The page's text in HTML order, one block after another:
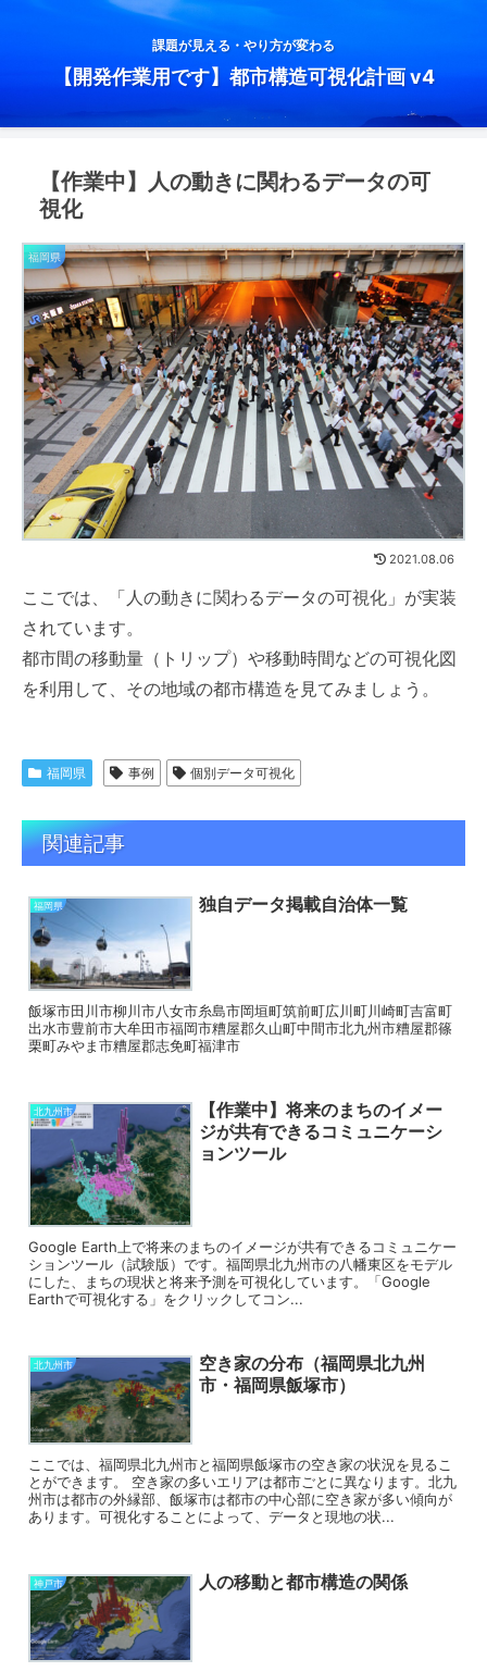
課題が見える・やり方が変わる
【開発作業用です】都市構造可視化計画 v4
【作業中】人の動きに関わるデータの可
視化
福岡県
2021.08.06
ここでは、「人の動きに関わるデータの可視化」が実装
されています。
都市間の移動量（トリップ）や移動時間などの可視化図
を利用して、その地域の都市構造を見てみましょう。
福岡県 事例 個別データ可視化
関連記事
福岡県 独自データ掲載自治体一覧
飯塚市田川市柳川市八女市糸島市岡垣町筑前町広川町川崎町吉富町
出水市豊前市大牟田市福岡市糟屋郡久山町中間市北九州市糟屋郡篠
栗町みやま市糟屋郡志免町福津市
北九州市
【作業中】将来のまちのイメー
ジが共有できるコミュニケーシ
ョンツール
Google Earth上で将来のまちのイメージが共有できるコミュニケー
ションツール（試験版）です。福岡県北九州市の八幡東区をモデル
にした、まちの現状と将来予測を可視化しています。「Google
Earthで可視化する」をクリックしてコン...
北九州市
空き家の分布（福岡県北九州
市・福岡県飯塚市）
ここでは、福岡県北九州市と福岡県飯塚市の空き家の状況を見るこ
とができます。 空き家の多いエリアは都市ごとに異なります。北九
州市は都市の外縁部、飯塚市は都市の中心部に空き家が多い傾向が
あります。可視化することによって、データと現地の状...
神戸市 人の移動と都市構造の関係